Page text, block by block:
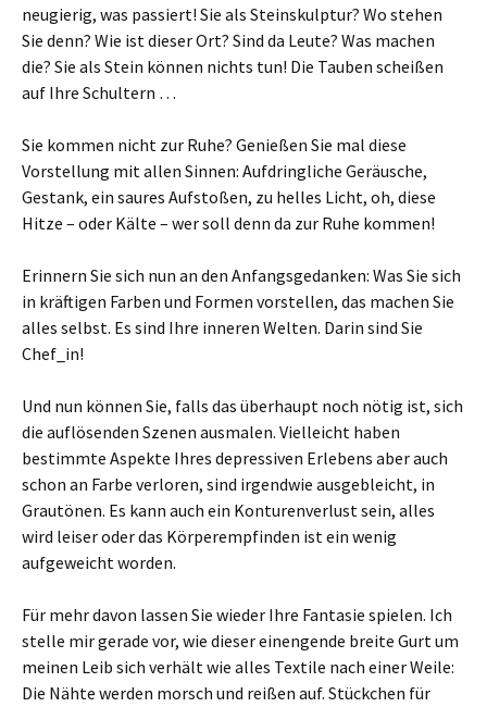
neugierig, was passiert! Sie als Steinskulptur? Wo stehen
Sie denn? Wie ist dieser Ort? Sind da Leute? Was machen
die? Sie als Stein können nichts tun! Die Tauben scheißen
auf Ihre Schultern …
Sie kommen nicht zur Ruhe? Genießen Sie mal diese
Vorstellung mit allen Sinnen: Aufdringliche Geräusche,
Gestank, ein saures Aufstoßen, zu helles Licht, oh, diese
Hitze – oder Kälte – wer soll denn da zur Ruhe kommen!
Erinnern Sie sich nun an den Anfangsgedanken: Was Sie sich
in kräftigen Farben und Formen vorstellen, das machen Sie
alles selbst. Es sind Ihre inneren Welten. Darin sind Sie
Chef_in!
Und nun können Sie, falls das überhaupt noch nötig ist, sich
die auflösenden Szenen ausmalen. Vielleicht haben
bestimmte Aspekte Ihres depressiven Erlebens aber auch
schon an Farbe verloren, sind irgendwie ausgebleicht, in
Grautönen. Es kann auch ein Konturenverlust sein, alles
wird leiser oder das Körperempfinden ist ein wenig
aufgeweicht worden.
Für mehr davon lassen Sie wieder Ihre Fantasie spielen. Ich
stelle mir gerade vor, wie dieser einengende breite Gurt um
meinen Leib sich verhält wie alles Textile nach einer Weile:
Die Nähte werden morsch und reißen auf. Stückchen für